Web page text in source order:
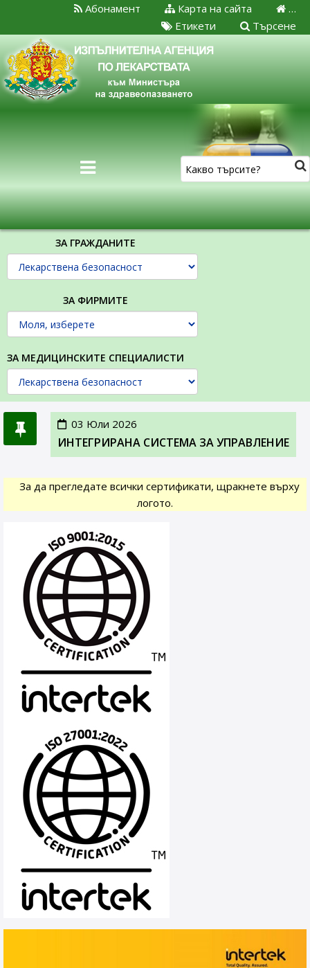
…
Карта на сайта
Абонамент
Търсене
Етикети
ЗА ГРАЖДАНИТЕ
ЗА ФИРМИТЕ
ЗА МЕДИЦИНСКИТЕ СПЕЦИАЛИСТИ
03 Юли 2026
ИНТЕГРИРАНА СИСТЕМА ЗА УПРАВЛЕНИЕ
За да прегледате всички сертификати, щракнете върху
логото.